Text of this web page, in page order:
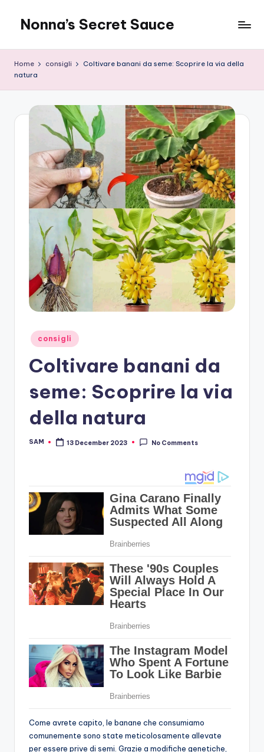
content
Nonna’s Secret Sauce
Home consigli
Coltivare banani da seme: Scoprire la via della
natura
Posted
in
consigli
Coltivare banani da
seme: Scoprire la via
della natura
Posted
SAM 13 December 2023 No Comments
Come avrete capito, le banane che consumiamo
comunemente sono state meticolosamente allevate
per essere prive di semi. Grazie a modifiche genetiche,